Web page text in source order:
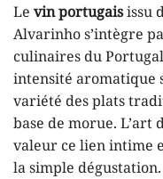
Le vin portugaisissu
Alvarinho s’intègre
culinaires du
intensité aromatique
variété des plats
base de morue. L’art
valeur ce lien intime
la simple dégustation.